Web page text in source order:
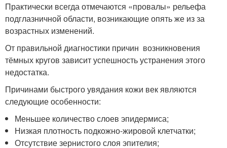
Практически всегда отмечаются «провалы» рельефа
подглазничной области, возникающие опять же из за
возрастных изменений.
От правильной диагностики причин возникновения
тёмных кругов зависит успешность устранения этого
недостатка.
Причинами быстрого увядания кожи век являются
следующие особенности:
Меньшее количество слоев эпидермиса;
Низкая плотность подкожно-жировой клетчатки;
Отсутствие зернистого слоя эпителия;